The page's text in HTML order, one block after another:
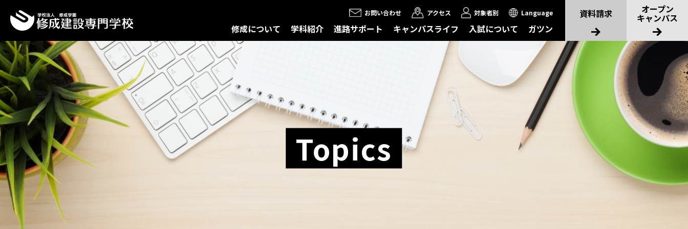
お問い合わせ アクセス 対象者別 Language
修成について 学科紹介 進路サポート キャンパスライフ 入試について ガツン
資料請求 オープン
キャンパス
Topics